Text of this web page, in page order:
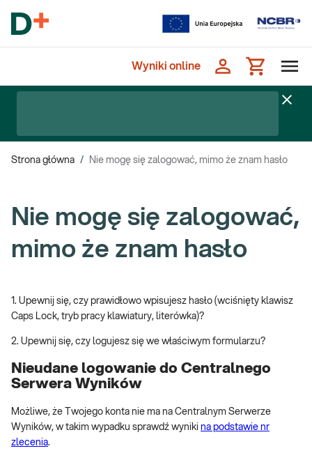
Wyniki online
Strona główna / Nie mogę się zalogować, mimo że znam hasło
Nie mogę się zalogować,
mimo że znam hasło
1. Upewnij się, czy prawidłowo wpisujesz hasło (wciśnięty klawisz
Caps Lock, tryb pracy klawiatury, literówka)?
2. Upewnij się, czy logujesz się we właściwym formularzu?
Nieudane logowanie do Centralnego
Serwera Wyników
Możliwe, że Twojego konta nie ma na Centralnym Serwerze
Wyników, w takim wypadku sprawdź wyniki na podstawie nr
zlecenia.